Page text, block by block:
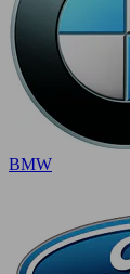
BMW